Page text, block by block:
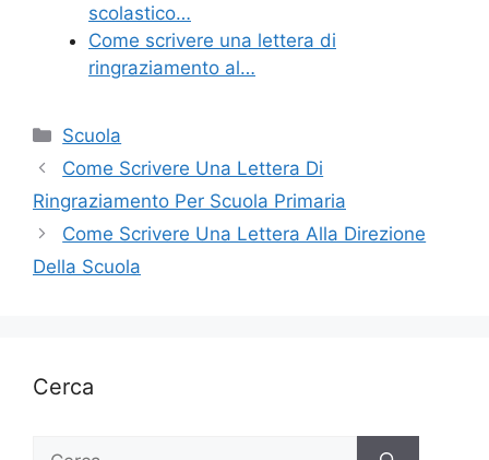
scolastico…
Come scrivere una lettera di
ringraziamento al…
Categorie
Scuola
Come Scrivere Una Lettera Di
Ringraziamento Per Scuola Primaria
Come Scrivere Una Lettera Alla Direzione
Della Scuola
Cerca